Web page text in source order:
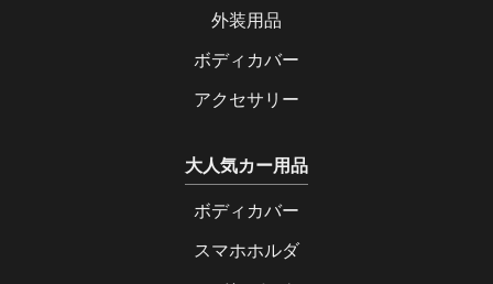
外装用品
ボディカバー
アクセサリー
大人気カー用品
ボディカバー
スマホホルダ